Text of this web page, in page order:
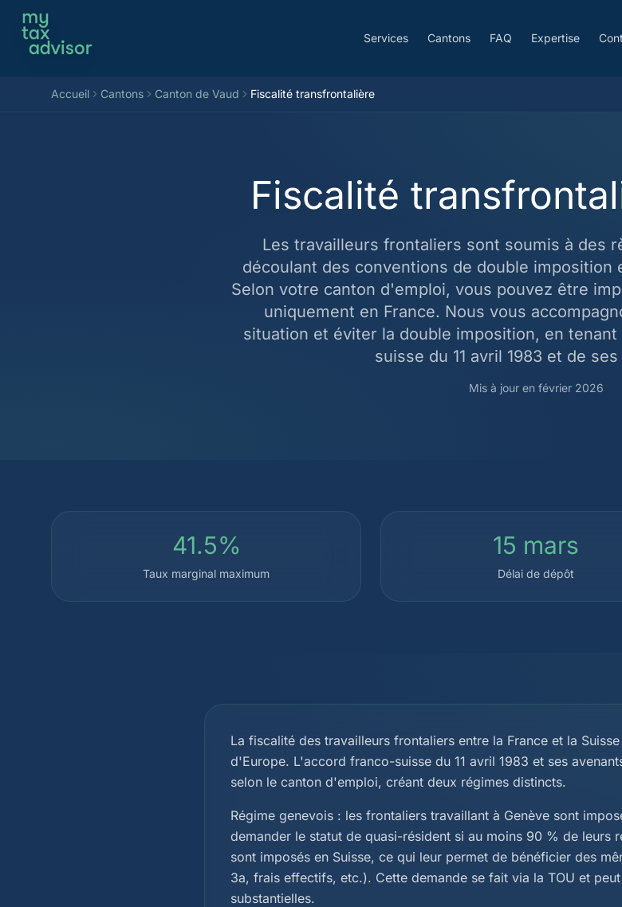
Aller au contenu
Services Cantons FAQ Expertise
Accueil Cantons Canton de Vaud Fiscalité transfrontalière
Fiscalité
Les travailleurs frontaliers sont soumis à des
découlant des conventions de double imposition
Selon votre canton d'emploi, vous pouvez être
uniquement en France. Nous vous
situation et éviter la double imposition, en
suisse du 11 avril 1983 et de
Mis à jour en février 2026
41.5%
Taux marginal maximum
15 mars
Délai de dépôt
La fiscalité des travailleurs frontaliers entre la France et la
d'Europe. L'accord franco-suisse du 11 avril 1983 et ses
selon le canton d'emploi, créant deux régimes distincts.
Régime genevois : les frontaliers travaillant à Genève sont
demander le statut de quasi-résident si au moins 90 % de leurs
sont imposés en Suisse, ce qui leur permet de bénéficier des
3a, frais effectifs, etc.). Cette demande se fait via la TOU et
substantielles.